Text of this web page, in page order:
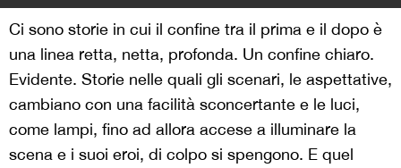
Ci sono storie in cui il confine tra il prima e il dopo è
una linea retta, netta, profonda. Un confine chiaro.
Evidente. Storie nelle quali gli scenari, le aspettative,
cambiano con una facilità sconcertante e le luci,
come lampi, fino ad allora accese a illuminare la
scena e i suoi eroi, di colpo si spengono. E quel